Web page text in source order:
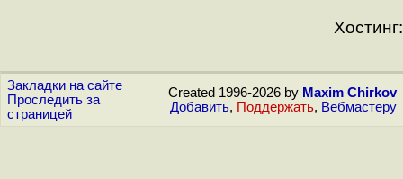
Хостинг:
Закладки на сайте
Проследить за
страницей
Created 1996-2026 by Maxim Chirkov
Добавить, Поддержать, Вебмастеру